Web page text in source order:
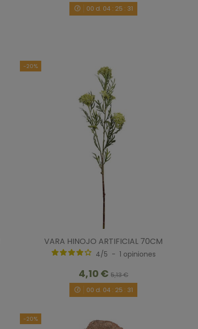
00d. 04: 25: 30
-20%
VARA HINOJO ARTIFICIAL 70CM
4/5 - 1 opiniones
4,10 €5,13 €
00d. 04: 25: 30
-20%